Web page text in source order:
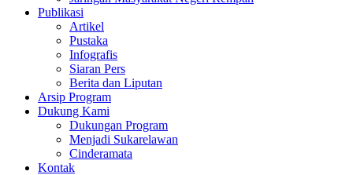
Publikasi
Artikel
Pustaka
Infografis
Siaran Pers
Berita dan Liputan
Arsip Program
Dukung Kami
Dukungan Program
Menjadi Sukarelawan
Cinderamata
Kontak